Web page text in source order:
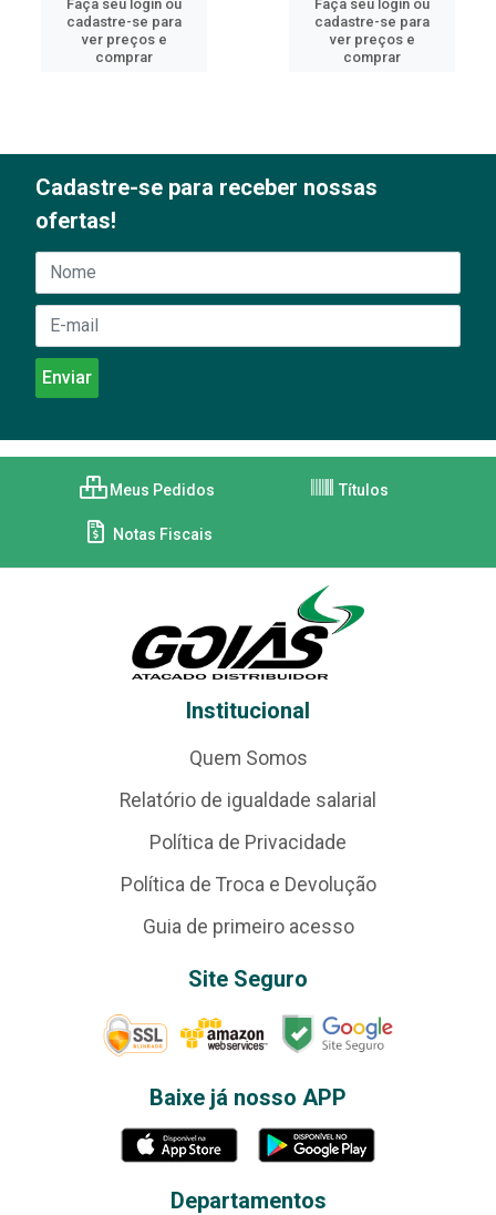
Faça seu login ou
cadastre-se para
ver preços e
comprar
Faça seu login ou
cadastre-se para
ver preços e
comprar
Cadastre-se para receber nossas
ofertas!
Meus Pedidos Títulos
Notas Fiscais
Institucional
Quem Somos
Relatório de igualdade salarial
Política de Privacidade
Política de Troca e Devolução
Guia de primeiro acesso
Site Seguro
Baixe já nosso APP
Departamentos